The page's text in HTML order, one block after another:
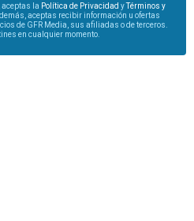
aceptas la Política de Privacidad yTérminos y
aceptas recibir información u ofertas
de GFR Media, sus afiliadas o de terceros.
en cualquier momento.